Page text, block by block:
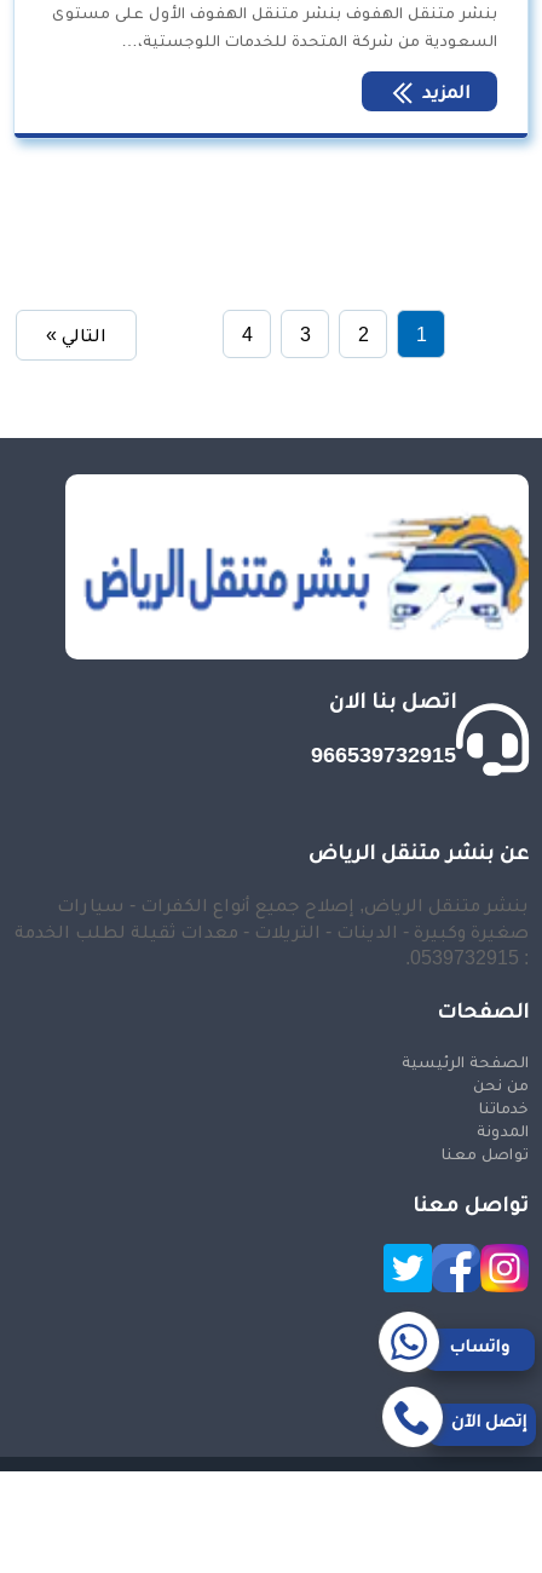
بنشر متنقل الهفوف بنشر متنقل الهفوف الأول على مستوى
السعودية من شركة المتحدة للخدمات اللوجستية،…
المزيد
1
2
3
4 التالي »
اتصل بنا الان
966539732915
عن بنشر متنقل الرياض
بنشر متنقل الرياض, إصلاح جميع أنواع الكفرات - سيارات
صغيرة وكبيرة - الدينات - التريلات - معدات ثقيلة لطلب الخدمة
: 0539732915.
الصفحات
الصفحة الرئيسية
من نحن
خدماتنا
المدونة
تواصل معنا
تواصل معنا
إتصل الآن
واتساب